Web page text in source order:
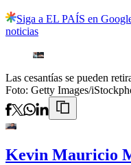
Siga a EL PAÍS en
noticias
Las cesantías se pueden
Foto: Getty Images/
Kevin Mauricio